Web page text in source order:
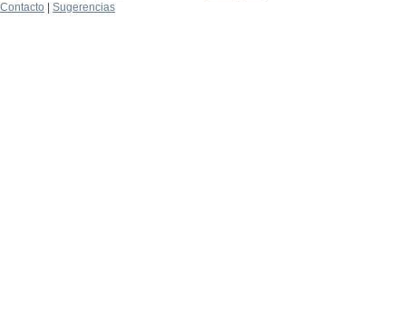
Contacto
Sugerencias